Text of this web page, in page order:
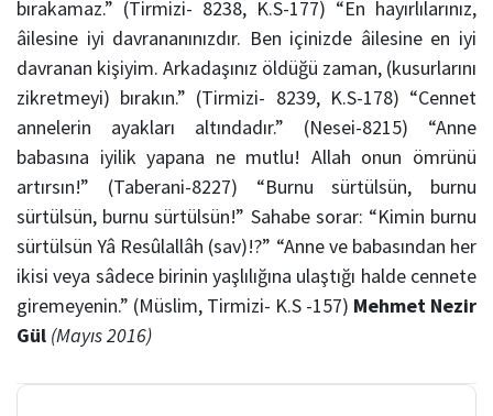
bırakamaz.” (Tirmizi- 8238, K.S-177) “En hayırlılarınız,
âilesine iyi davrananınızdır. Ben içinizde âilesine en iyi
davranan kişiyim. Arkadaşınız öldüğü zaman, (kusurlarını
zikretmeyi) bırakın.” (Tirmizi- 8239, K.S-178) “Cennet
annelerin ayakları altındadır.” (Nesei-8215) “Anne
babasına iyilik yapana ne mutlu! Allah onun ömrünü
artırsın!” (Taberani-8227) “Burnu sürtülsün, burnu
sürtülsün, burnu sürtülsün!” Sahabe sorar: “Kimin burnu
sürtülsün Yâ Resûlallâh (sav)!?” “Anne ve babasından her
ikisi veya sâdece birinin yaşlılığına ulaştığı halde cennete
giremeyenin.” (Müslim, Tirmizi- K.S -157) Mehmet Nezir
Gül (Mayıs 2016)